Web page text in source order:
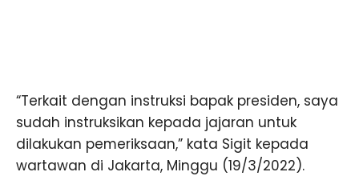
“Terkait dengan instruksi bapak presiden, saya
sudah instruksikan kepada jajaran untuk
dilakukan pemeriksaan,” kata Sigit kepada
wartawan di Jakarta, Minggu (19/3/2022).